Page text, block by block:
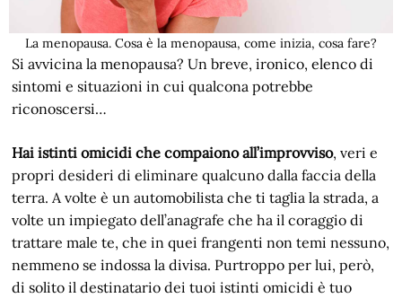
La menopausa. Cosa è la menopausa, come inizia, cosa fare?
Si avvicina la menopausa? Un breve, ironico, elenco di
sintomi e situazioni in cui qualcona potrebbe
riconoscersi…
Hai istinti omicidi che compaiono all’improvviso, veri e
propri desideri di eliminare qualcuno dalla faccia della
terra. A volte è un automobilista che ti taglia la strada, a
volte un impiegato dell’anagrafe che ha il coraggio di
trattare male te, che in quei frangenti non temi nessuno,
nemmeno se indossa la divisa. Purtroppo per lui, però,
di solito il destinatario dei tuoi istinti omicidi è tuo